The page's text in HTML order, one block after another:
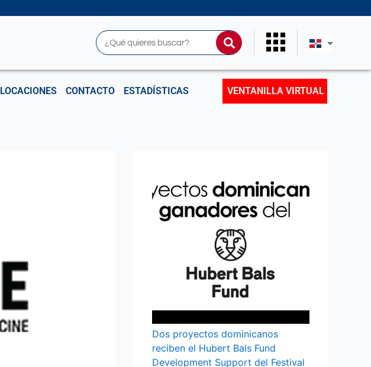
Buscar
LOCACIONES CONTACTO ESTADÍSTICAS VENTANILLA VIRTUAL
Dos proyectos dominicanos
reciben el Hubert Bals Fund
Development Support del Festival